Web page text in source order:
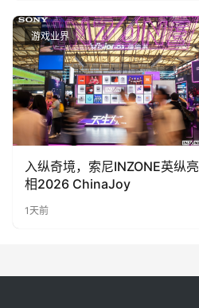
游戏业界
入纵奇境，索尼INZONE英纵亮
相2026 ChinaJoy
1天前